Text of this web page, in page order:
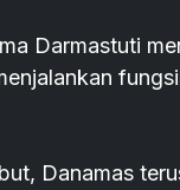
Darmastuti
Danamas